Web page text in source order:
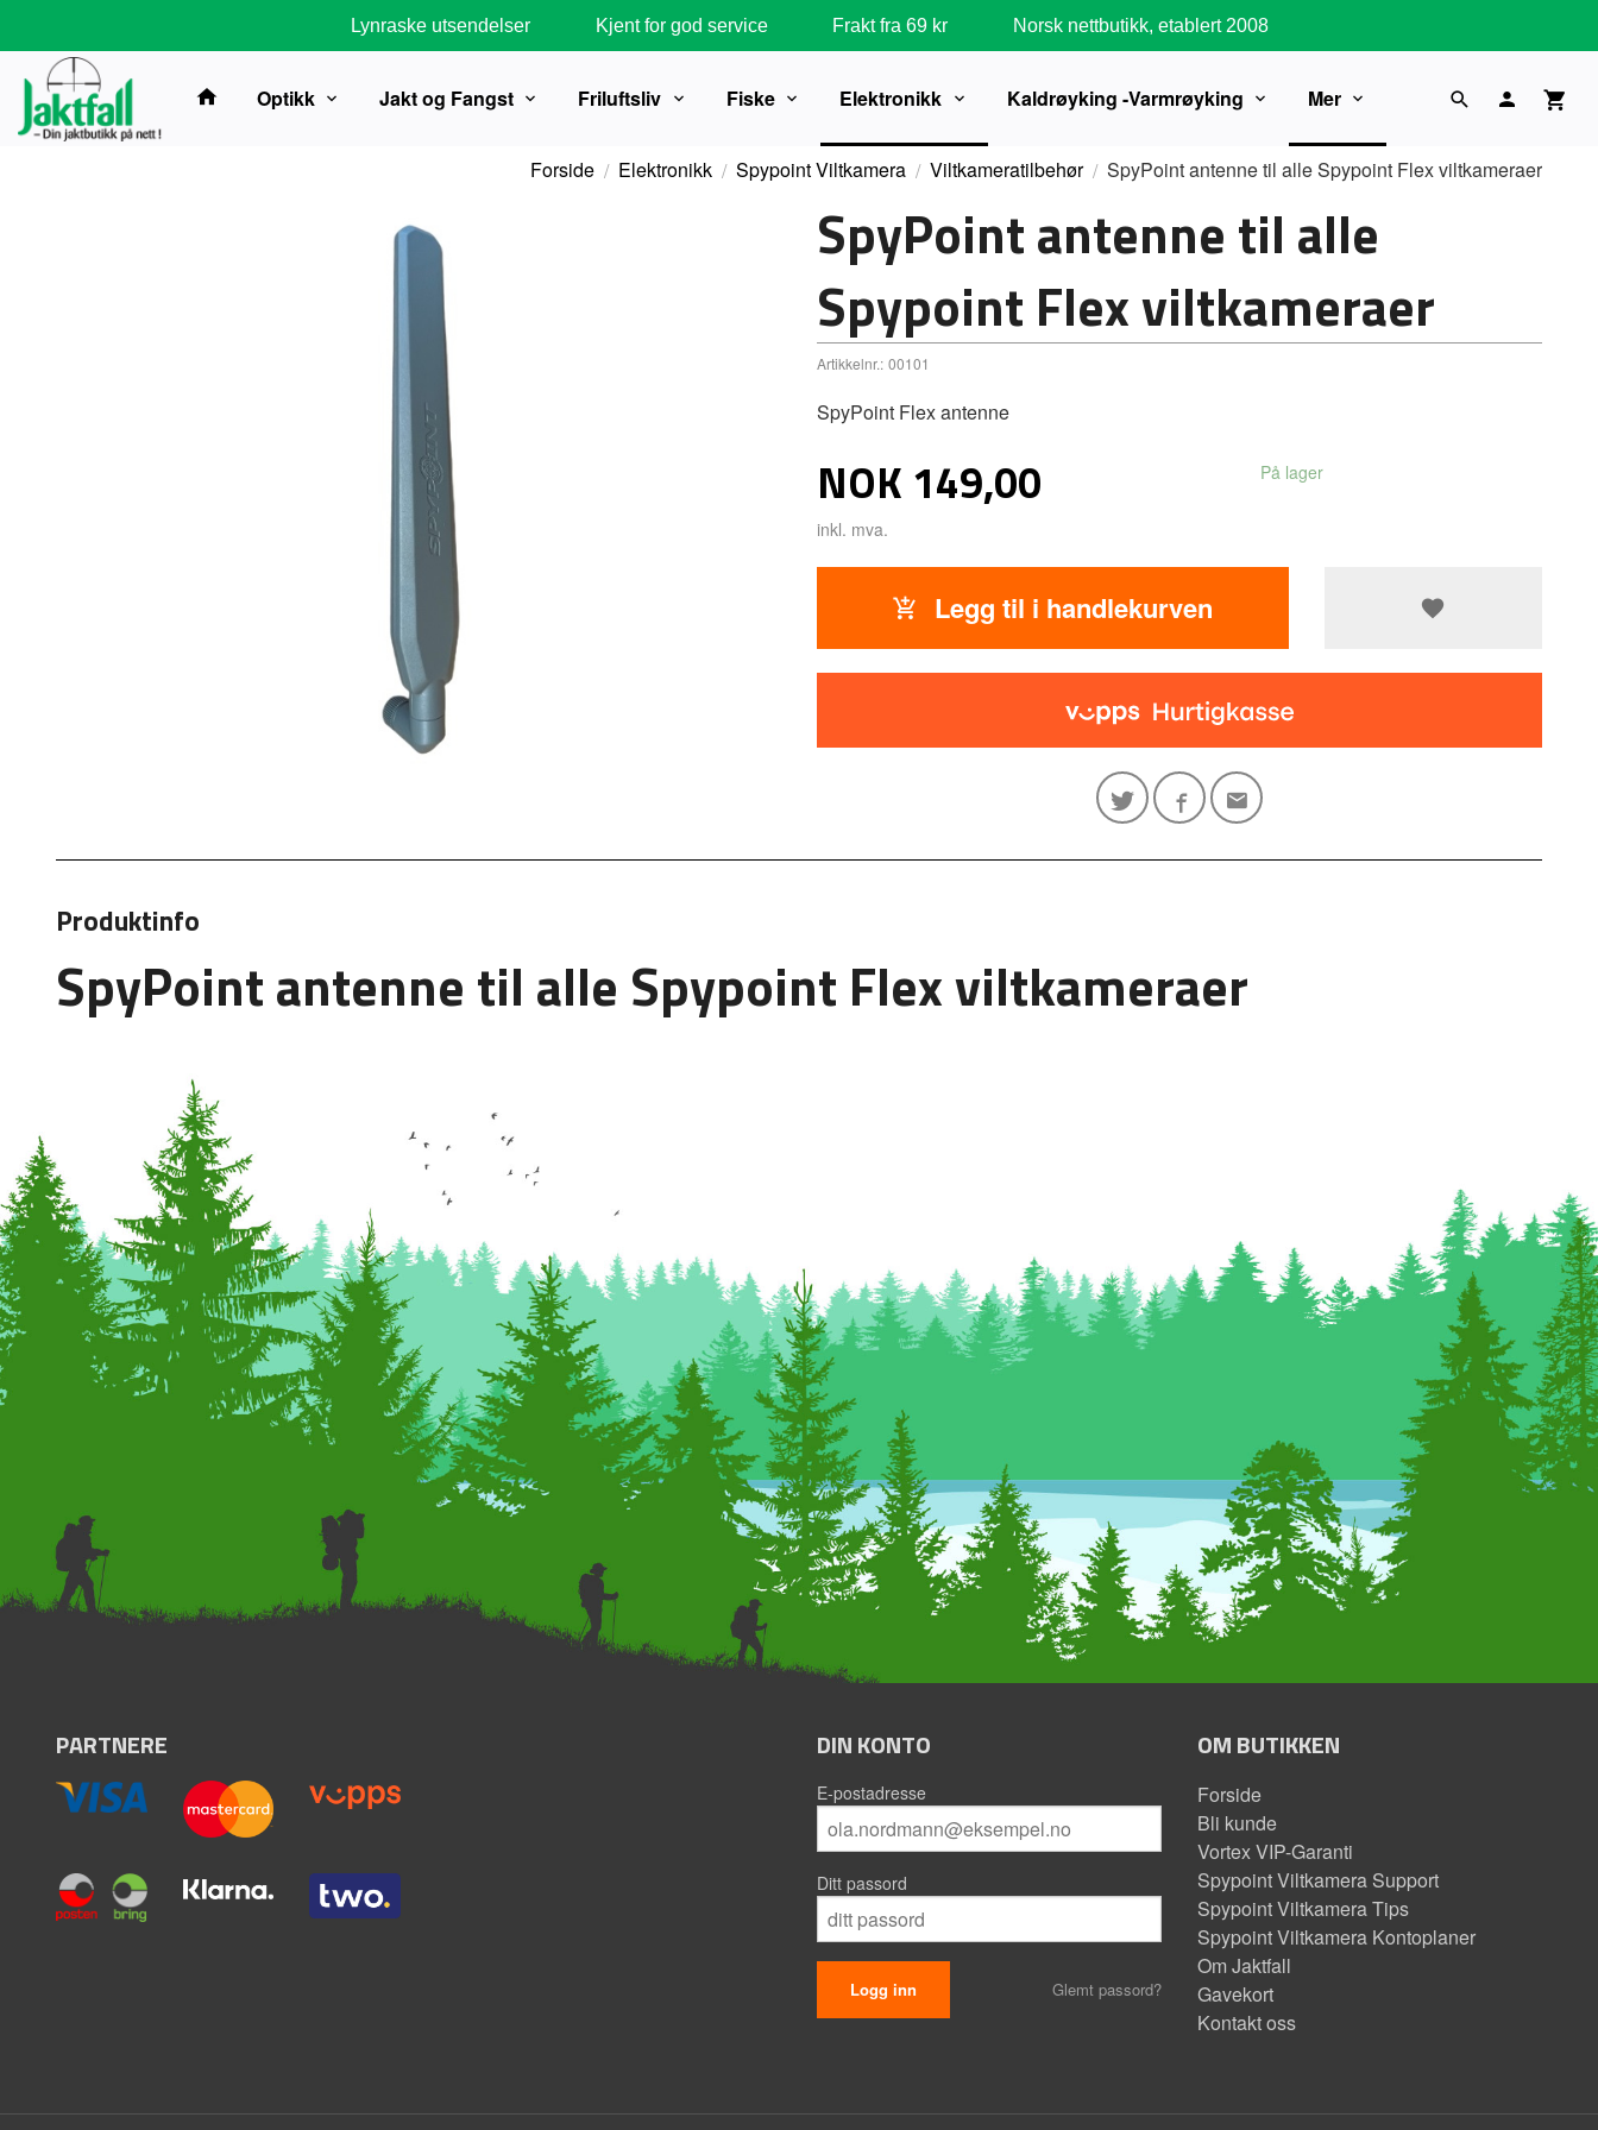
innholdet
Lynraske utsendelser Kjent for god service Frakt fra 69 kr Norsk nettbutikk, etablert 2008
Optikk Jakt og Fangst Friluftsliv Fiske Elektronikk Kaldrøyking -Varmrøyking Mer
Forside Elektronikk Spypoint Viltkamera Viltkameratilbehør SpyPoint antenne til alle Spypoint Flex viltkameraer
SpyPoint antenne til alle
Spypoint Flex viltkameraer
Artikkelnr.: 00101
SpyPoint Flex antenne
Pris
NOK 149,00
inkl. mva.
På lager
Legg til i handlekurven
Produktinfo
SpyPoint antenne til alle Spypoint Flex viltkameraer
PARTNERE DIN KONTO
E-postadresse
Ditt passord
Glemt passord?
OM BUTIKKEN
Forside
Bli kunde
Vortex VIP-Garanti
Spypoint Viltkamera Support
Spypoint Viltkamera Tips
Spypoint Viltkamera Kontoplaner
Om Jaktfall
Gavekort
Kontakt oss